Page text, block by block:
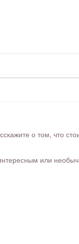
о том, что
или